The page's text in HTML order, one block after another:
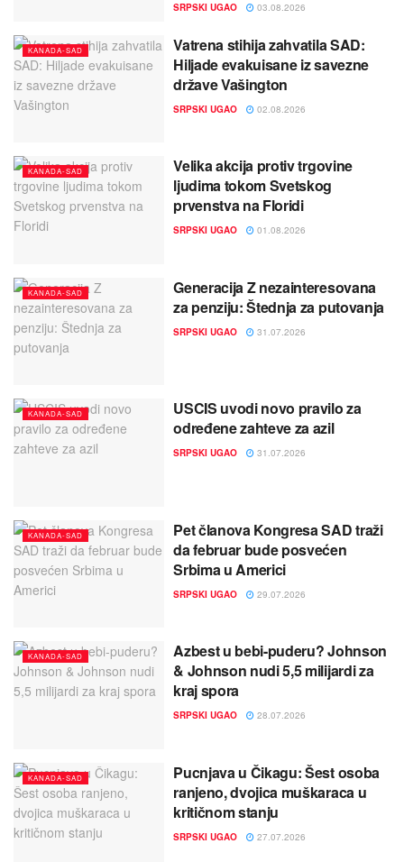
SRPSKI UGAO 03.08.2026
KANADA-SAD
Vatrena stihija zahvatila SAD:
Hiljade evakuisane iz savezne
države Vašington
SRPSKI UGAO 02.08.2026
KANADA-SAD
Velika akcija protiv trgovine
ljudima tokom Svetskog
prvenstva na Floridi
SRPSKI UGAO 01.08.2026
KANADA-SAD
Generacija Z nezainteresovana
za penziju: Štednja za putovanja
SRPSKI UGAO 31.07.2026
KANADA-SAD
USCIS uvodi novo pravilo za
određene zahteve za azil
SRPSKI UGAO 31.07.2026
KANADA-SAD
Pet članova Kongresa SAD traži
da februar bude posvećen
Srbima u Americi
SRPSKI UGAO 29.07.2026
KANADA-SAD
Azbest u bebi-puderu? Johnson
& Johnson nudi 5,5 milijardi za
kraj spora
SRPSKI UGAO 28.07.2026
KANADA-SAD
Pucnjava u Čikagu: Šest osoba
ranjeno, dvojica muškaraca u
kritičnom stanju
SRPSKI UGAO 27.07.2026